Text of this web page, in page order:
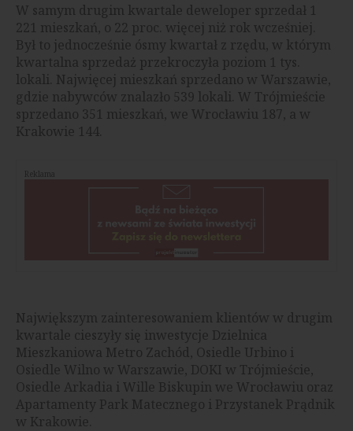
W samym drugim kwartale deweloper sprzedał 1
221 mieszkań, o 22 proc. więcej niż rok wcześniej.
Był to jednocześnie ósmy kwartał z rzędu, w którym
kwartalna sprzedaż przekroczyła poziom 1 tys.
lokali. Najwięcej mieszkań sprzedano w Warszawie,
gdzie nabywców znalazło 539 lokali. W Trójmieście
sprzedano 351 mieszkań, we Wrocławiu 187, a w
Krakowie 144.
Reklama
Największym zainteresowaniem klientów w drugim
kwartale cieszyły się inwestycje Dzielnica
Mieszkaniowa Metro Zachód, Osiedle Urbino i
Osiedle Wilno w Warszawie, DOKI w Trójmieście,
Osiedle Arkadia i Wille Biskupin we Wrocławiu oraz
Apartamenty Park Matecznego i Przystanek Prądnik
w Krakowie.